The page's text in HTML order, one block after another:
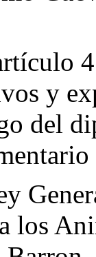
y
del
los